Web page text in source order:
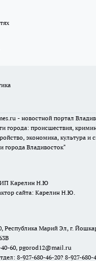
- новостной портал
города: происшествия,
экономика, культура и
Владивосток"
ИП Карелин Н.Ю
сайта: Карелин Н.Ю.
Республика Марий Эл, г.
60, pgorod12@mail.ru
8-927-680-46-20? 8-927-680-